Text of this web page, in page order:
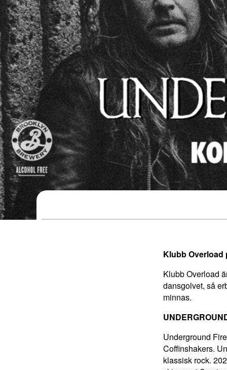
Klubb Overload
Klubb Overload
dansgolvet, så
minnas.
Underground
Coffinshakers.
klassisk rock.